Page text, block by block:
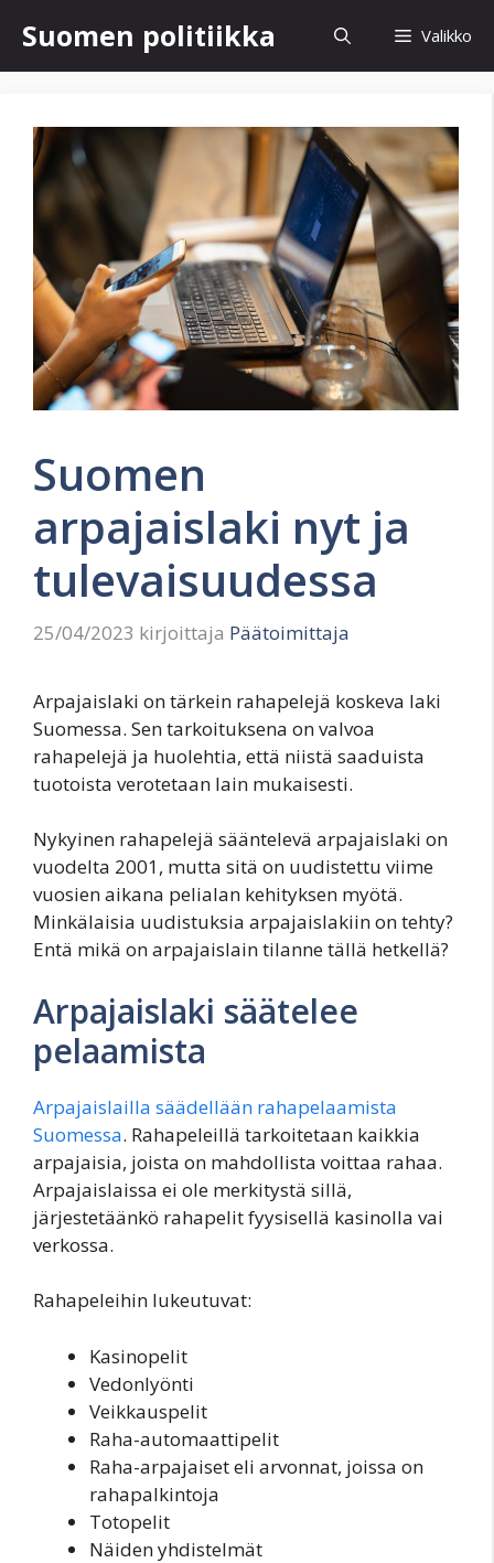
sisältöön
Suomen politiikka Valikko
Suomen
arpajaislaki nyt ja
tulevaisuudessa
25/04/2023 kirjoittaja Päätoimittaja
Arpajaislaki on tärkein rahapelejä koskeva laki
Suomessa. Sen tarkoituksena on valvoa
rahapelejä ja huolehtia, että niistä saaduista
tuotoista verotetaan lain mukaisesti.
Nykyinen rahapelejä sääntelevä arpajaislaki on
vuodelta 2001, mutta sitä on uudistettu viime
vuosien aikana pelialan kehityksen myötä.
Minkälaisia uudistuksia arpajaislakiin on tehty?
Entä mikä on arpajaislain tilanne tällä hetkellä?
Arpajaislaki säätelee
pelaamista
Arpajaislailla säädellään rahapelaamista
Suomessa. Rahapeleillä tarkoitetaan kaikkia
arpajaisia, joista on mahdollista voittaa rahaa.
Arpajaislaissa ei ole merkitystä sillä,
järjestetäänkö rahapelit fyysisellä kasinolla vai
verkossa.
Rahapeleihin lukeutuvat:
Kasinopelit
Vedonlyönti
Veikkauspelit
Raha-automaattipelit
Raha-arpajaiset eli arvonnat, joissa on
rahapalkintoja
Totopelit
Näiden yhdistelmät